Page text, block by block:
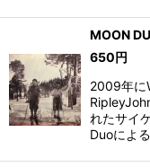
MOON
650 円
2009年に
れたサイ
Duoによ